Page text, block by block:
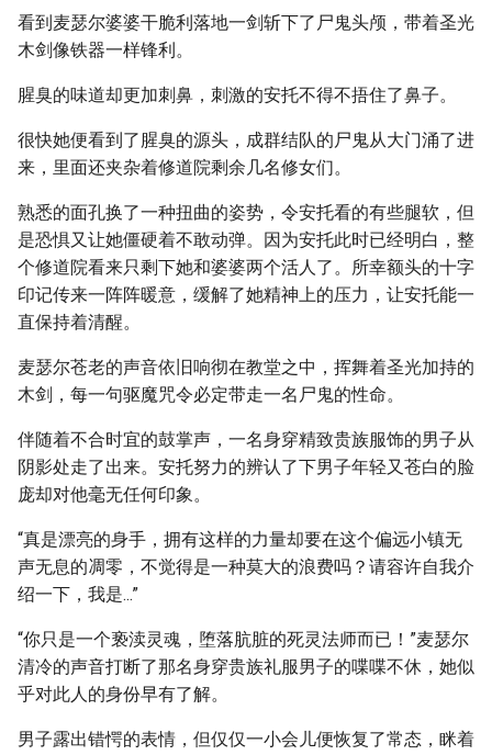
看到麦瑟尔婆婆干脆利落地一剑斩下了尸鬼头颅，带着圣光
木剑像铁器一样锋利。
腥臭的味道却更加刺鼻，刺激的安托不得不捂住了鼻子。
很快她便看到了腥臭的源头，成群结队的尸鬼从大门涌了进
来，里面还夹杂着修道院剩余几名修女们。
熟悉的面孔换了一种扭曲的姿势，令安托看的有些腿软，但
是恐惧又让她僵硬着不敢动弹。因为安托此时已经明白，整
个修道院看来只剩下她和婆婆两个活人了。所幸额头的十字
印记传来一阵阵暖意，缓解了她精神上的压力，让安托能一
直保持着清醒。
麦瑟尔苍老的声音依旧响彻在教堂之中，挥舞着圣光加持的
木剑，每一句驱魔咒令必定带走一名尸鬼的性命。
伴随着不合时宜的鼓掌声，一名身穿精致贵族服饰的男子从
阴影处走了出来。安托努力的辨认了下男子年轻又苍白的脸
庞却对他毫无任何印象。
“真是漂亮的身手，拥有这样的力量却要在这个偏远小镇无
声无息的凋零，不觉得是一种莫大的浪费吗？请容许自我介
绍一下，我是...”
“你只是一个亵渎灵魂，堕落肮脏的死灵法师而已！”麦瑟尔
清冷的声音打断了那名身穿贵族礼服男子的喋喋不休，她似
乎对此人的身份早有了解。
男子露出错愕的表情，但仅仅一小会儿便恢复了常态，眯着